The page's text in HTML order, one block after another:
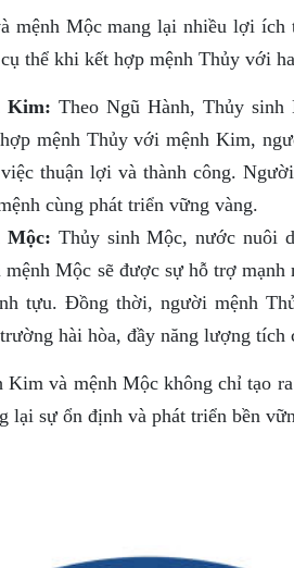
mệnh Mộc mang lại nhiều lợi ích
thể khi kết hợp mệnh Thủy với
Kim: Theo Ngũ Hành, Thủy
mệnh Thủy với mệnh Kim,
thuận lợi và thành công.
cùng phát triển vững vàng.
Mộc: Thủy sinh Mộc, nước nuôi
Mộc sẽ được sự hỗ trợ
tựu. Đồng thời, người mệnh
hài hòa, đầy năng lượng tích
và mệnh Mộc không chỉ tạo
lại sự ổn định và phát triển bền